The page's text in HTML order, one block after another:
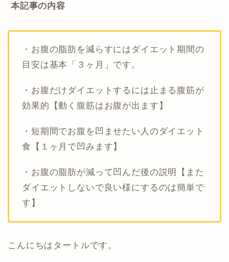
本記事の内容
・お腹の脂肪を減らすにはダイエット期間の
目安は基本「３ヶ月」です。
・お腹だけダイエットするには止まる腹筋が
効果的【動く腹筋はお腹が出ます】
・短期間でお腹を凹ませたい人のダイエット
食【１ヶ月で凹みます】
・お腹の脂肪が減って凹んだ後の説明【また
ダイエットしないで良い様にするのは簡単で
す】
こんにちはタートルです。